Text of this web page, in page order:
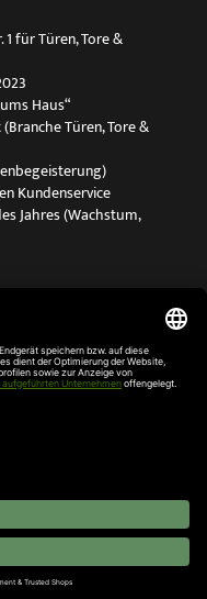
für Türen, Tore &
Haus“
Türen, Tore &
Kundenservice
Jahres (Wachstum,
Haus“
Kundenservice
(Türen, Tore & Antriebe)
GmbH